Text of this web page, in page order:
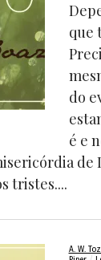
que
do
é e
de
tristes....
A. W.